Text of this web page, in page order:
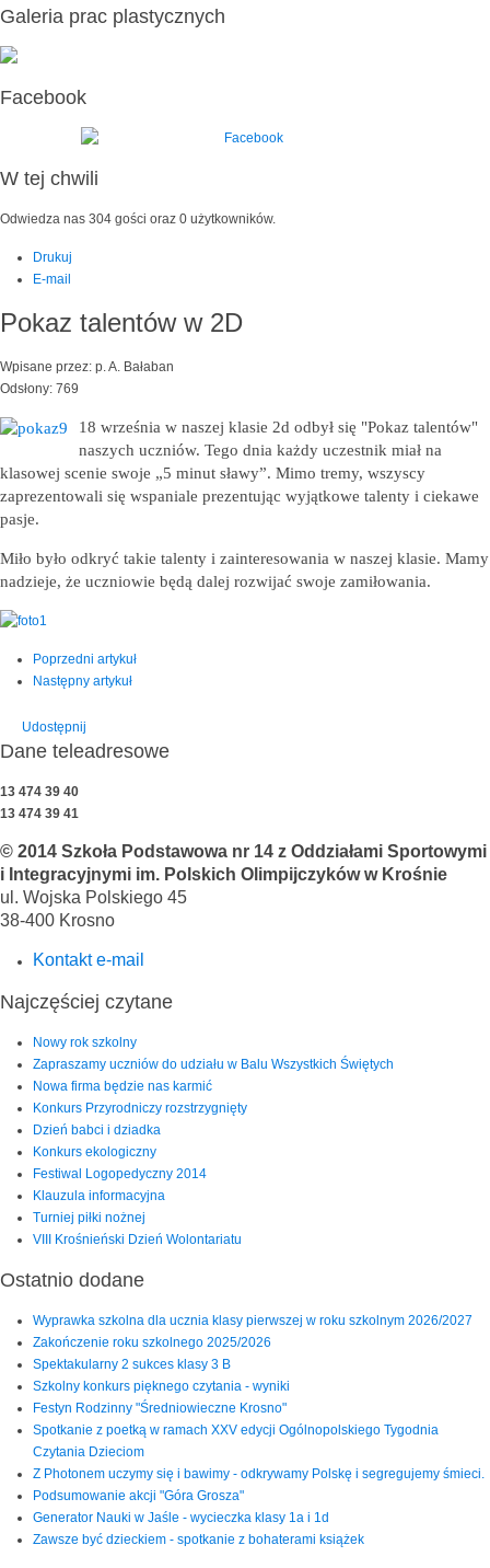
Galeria prac plastycznych
Facebook
W tej chwili
Odwiedza nas 304 gości oraz 0 użytkowników.
Drukuj
E-mail
Pokaz talentów w 2D
Wpisane przez: p. A. Bałaban
Odsłony: 769
18 września w naszej klasie 2d odbył się "Pokaz talentów"
naszych uczniów. Tego dnia każdy uczestnik miał na
klasowej scenie swoje „5 minut sławy”. Mimo tremy, wszyscy
zaprezentowali się wspaniale prezentując wyjątkowe talenty i ciekawe
pasje.
Miło było odkryć takie talenty i zainteresowania w naszej klasie. Mamy
nadzieje, że uczniowie będą dalej rozwijać swoje zamiłowania.
Poprzedni artykuł
Następny artykuł
Udostępnij
Dane teleadresowe
13 474 39 40
13 474 39 41
© 2014 Szkoła Podstawowa nr 14 z Oddziałami Sportowymi
i Integracyjnymi im. Polskich Olimpijczyków w Krośnie
ul. Wojska Polskiego 45
38-400 Krosno
Kontakt e-mail
Najczęściej czytane
Nowy rok szkolny
Zapraszamy uczniów do udziału w Balu Wszystkich Świętych
Nowa firma będzie nas karmić
Konkurs Przyrodniczy rozstrzygnięty
Dzień babci i dziadka
Konkurs ekologiczny
Festiwal Logopedyczny 2014
Klauzula informacyjna
Turniej piłki nożnej
VIII Krośnieński Dzień Wolontariatu
Ostatnio dodane
Wyprawka szkolna dla ucznia klasy pierwszej w roku szkolnym 2026/2027
Zakończenie roku szkolnego 2025/2026
Spektakularny 2 sukces klasy 3 B
Szkolny konkurs pięknego czytania - wyniki
Festyn Rodzinny "Średniowieczne Krosno"
Spotkanie z poetką w ramach XXV edycji Ogólnopolskiego Tygodnia
Czytania Dzieciom
Z Photonem uczymy się i bawimy - odkrywamy Polskę i segregujemy śmieci.
Podsumowanie akcji "Góra Grosza"
Generator Nauki w Jaśle - wycieczka klasy 1a i 1d
Zawsze być dzieckiem - spotkanie z bohaterami książek